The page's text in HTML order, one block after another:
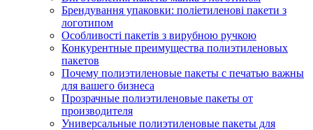
Брендування упаковки: поліетиленові пакети з
логотипом
Особливості пакетів з вирубною ручкою
Конкурентные преимущества полиэтиленовых
пакетов
Почему полиэтиленовые пакеты с печатью важны
для вашего бизнеса
Прозрачные полиэтиленовые пакеты от
производителя
Универсальные полиэтиленовые пакеты для